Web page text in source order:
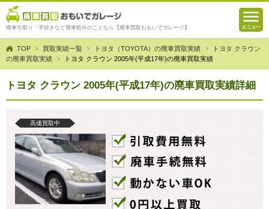
廃車引取り・手続きなど廃車処分のことなら【廃車買取おもいでガレージ】
TOP 買取実績一覧 トヨタ（TOYOTA）の廃車買取実績
トヨタ クラウン
の廃車買取実績
トヨタ クラウン 2005年(平成17年)の廃車買取実績
トヨタ クラウン 2005年(平成17年)の廃車買取実績詳細
高価買取中